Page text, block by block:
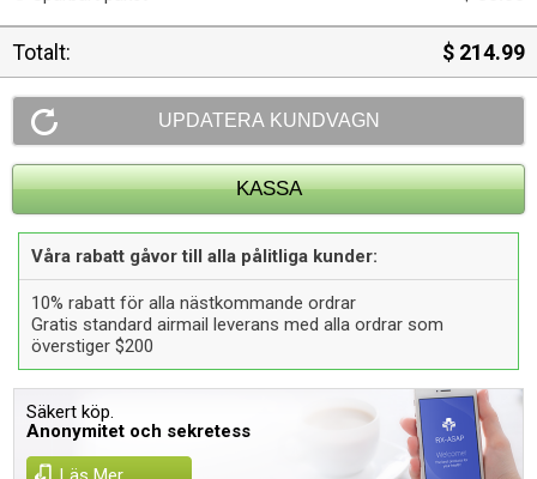
Totalt: $ 214.99
Våra rabatt gåvor till alla pålitliga kunder:
10% rabatt för alla nästkommande ordrar
Gratis standard airmail leverans med alla ordrar som
överstiger $200
Säkert köp.
Anonymitet och sekretess